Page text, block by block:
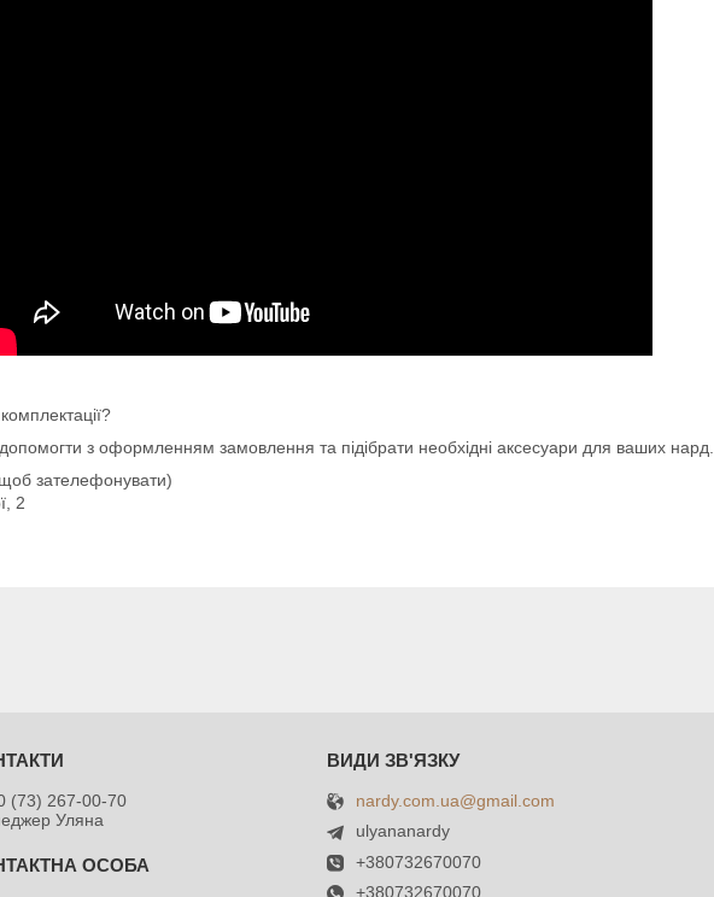
з оформленням замовлення та підібрати необхідні аксесуари для ваших нард.
щоб зателефонувати)
2
(73) 267-00-70
Уляна
nardy.com.ua@gmail.com
ulyananardy
+380732670070
+380732670070